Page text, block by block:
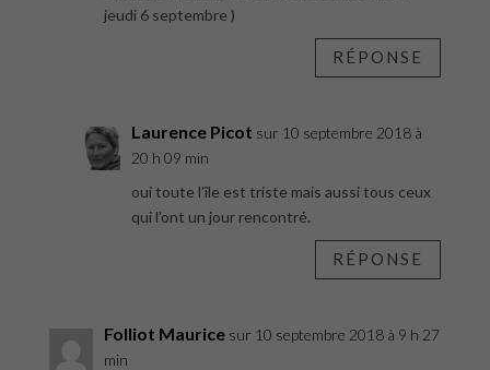
jeudi 6 septembre )
RÉPONSE
Laurence Picot sur 10 septembre 2018 à
20 h 09 min
oui toute l’île est triste mais aussi tous ceux
qui l’ont un jour rencontré.
RÉPONSE
Folliot Maurice sur 10 septembre 2018 à 9 h 27
min